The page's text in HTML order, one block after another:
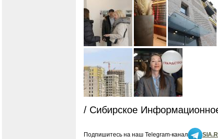
/ Сибирское
Подпишитесь на наш Telegram-канал